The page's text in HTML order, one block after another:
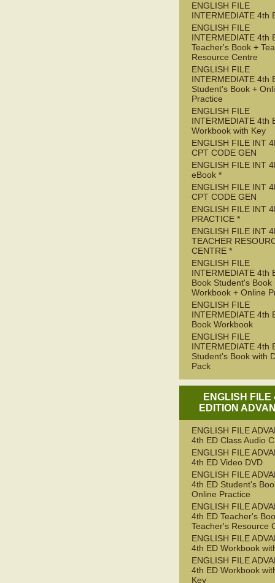
ENGLISH FILE
INTERMEDIATE 4th
ENGLISH FILE
INTERMEDIATE 4th
Teacher's Book +
Resource Centre
ENGLISH FILE
INTERMEDIATE 4th
Student's Book +
Practice
ENGLISH FILE
INTERMEDIATE 4th
Workbook with Key
ENGLISH FILE INT
CPT CODE GEN
ENGLISH FILE INT
eBook *
ENGLISH FILE INT
CPT CODE GEN
ENGLISH FILE INT
PRACTICE *
ENGLISH FILE INT
TEACHER
CENTRE *
ENGLISH FILE
INTERMEDIATE 4th
Book Student's Book
Workbook + Online
ENGLISH FILE
INTERMEDIATE 4th
Book Workbook
ENGLISH FILE
INTERMEDIATE 4th
Student's Book with
Pack
ENGLISH FILE
EDITION
ENGLISH FILE
4th ED Class Audio
ENGLISH FILE
4th ED Video DVD
ENGLISH FILE
4th ED Student's
Online Practice
ENGLISH FILE
4th ED Teacher's
Teacher's Resource
ENGLISH FILE
4th ED Workbook
ENGLISH FILE
4th ED Workbook
Key